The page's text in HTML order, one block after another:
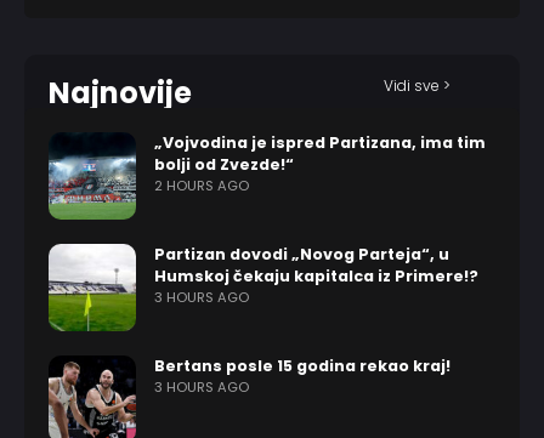
Najnovije Vidi sve >
„Vojvodina je ispred Partizana, ima tim
bolji od Zvezde!“
2 HOURS AGO
Partizan dovodi „Novog Parteja“, u
Humskoj čekaju kapitalca iz Primere!?
3 HOURS AGO
Bertans posle 15 godina rekao kraj!
3 HOURS AGO